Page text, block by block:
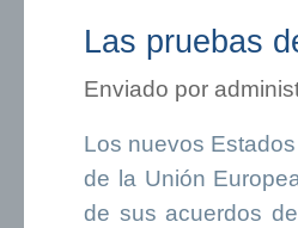
Las pruebas
Enviado por
Los nuevos
de la Unión
de sus acuerdos